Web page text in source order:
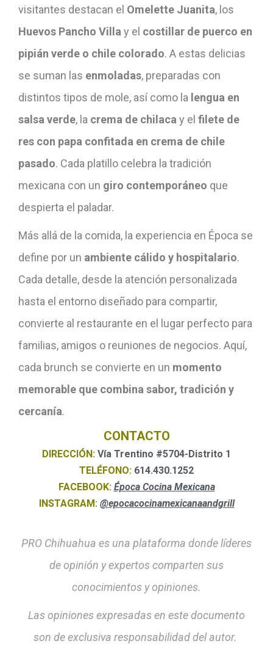
visitantes destacan el Omelette Juanita, los
Huevos Pancho Villa y el costillar de puerco en
pipián verde o chile colorado. A estas delicias
se suman las enmoladas, preparadas con
distintos tipos de mole, así como la lengua en
salsa verde, la crema de chilaca y el filete de
res con papa confitada en crema de chile
pasado. Cada platillo celebra la tradición
mexicana con un giro contemporáneo que
despierta el paladar.
Más allá de la comida, la experiencia en Época se
define por un ambiente cálido y hospitalario.
Cada detalle, desde la atención personalizada
hasta el entorno diseñado para compartir,
convierte al restaurante en el lugar perfecto para
familias, amigos o reuniones de negocios. Aquí,
cada brunch se convierte en un momento
memorable que combina sabor, tradición y
cercanía.
CONTACTO
DIRECCIÓN: Vía Trentino #5704-Distrito 1
TELÉFONO: 614.430.1252
FACEBOOK: Época Cocina Mexicana
INSTAGRAM: @epocacocinamexicanaandgrill
PRO Chihuahua es una plataforma donde líderes
de opinión y expertos comparten sus
conocimientos y opiniones.
Las opiniones expresadas en este documento
son de exclusiva responsabilidad del autor.